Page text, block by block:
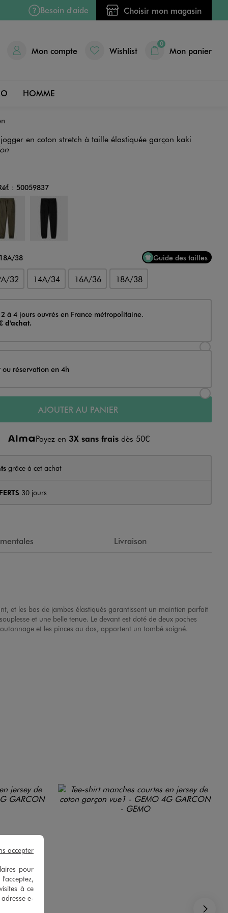
Besoin d'aide Choisir mon magasin
Mon compte Wishlist
0
Mon panier
HOMME
en coton stretch à taille élastiquée garçon kaki
: 50059837
38 Guide des tailles
32 14A/34 16A/36 18A/38
à 4 jours ouvrés en France métropolitaine.
d'achat.
ou réservation en 4h
AJOUTER AU PANIER
Payez en 3X sans fraisdès 50€
grâce à cet achat
30 jours
Livraison
et les bas de jambes élastiqués garantissent un maintien parfait
et une belle tenue. Le devant est doté de deux poches
et les pinces au dos, apportent un tombé soigné.
pour
à ce
e-
accepter